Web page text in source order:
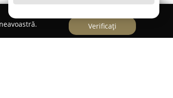
Verificați